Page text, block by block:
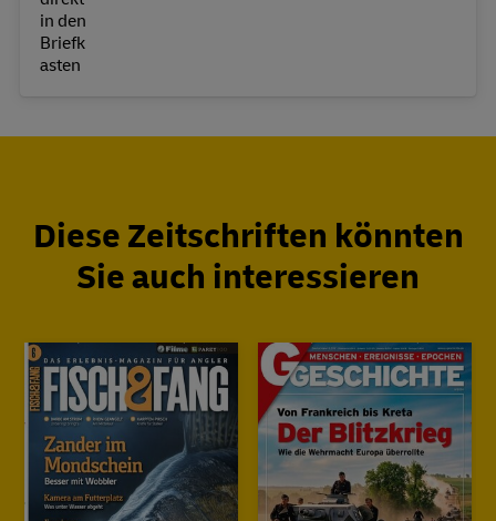
Diese Zeitschriften könnten
Sie auch interessieren